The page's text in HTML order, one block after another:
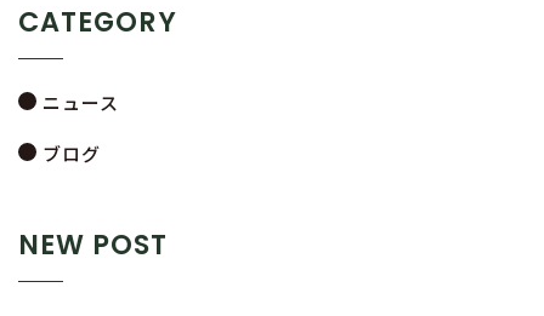
CATEGORY
ニュース
ブログ
NEW POST